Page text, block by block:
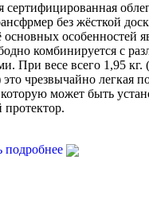
сертифицированная
без жёсткой
особенностей
комбинируется с
При весе всего 1,95 кг.
это чрезвычайно легкая
может быть
подробнее